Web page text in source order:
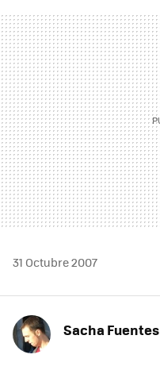
MAIL
31 Octubre 2007
Sacha Fuentes